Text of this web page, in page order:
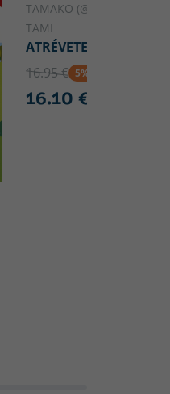
TAMAKO
TAMI
ATRÉVETE A BRILLAR
16.95 € 5% DTO
16.10 €